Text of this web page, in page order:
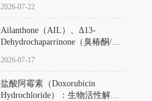
量下的高灵敏度、非侵入式生物
及应用瓶颈
2026-07-22
Ailanthone（AIL）、Δ13-
Dehydrochaparrinone（臭椿酮/臭
DKM货号 D806885
2026-07-17
盐酸阿霉素（Doxorubicin
Hydrochloride）：生物活性解